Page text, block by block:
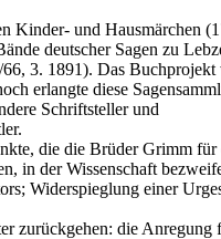
Kinder- und Hausmärchen
deutscher Sagen zu
3. 1891). Das Buchprojekt
erlangte diese
Schriftsteller und
die die Brüder Grimm für
in der Wissenschaft
Widerspieglung einer
zurückgehen: die Anregung